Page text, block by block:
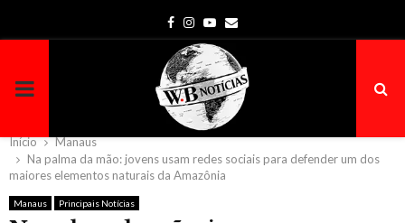
Facebook
Instagram
Youtube
Email
PRIMARY
MENU
Início
Manaus
Na palma da mão: jovens usam redes sociais para defender um dos
maiores elementos naturais da Amazônia
Manaus Principais Notícias